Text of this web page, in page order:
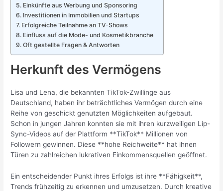
Einkünfte aus Werbung und Sponsoring
Investitionen in Immobilien und Startups
Erfolgreiche Teilnahme an TV-Shows
Einfluss auf die Mode- und Kosmetikbranche
Oft gestellte Fragen & Antworten
Herkunft des Vermögens
Lisa und Lena, die bekannten TikTok-Zwillinge aus
Deutschland, haben ihr beträchtliches Vermögen durch eine
Reihe von geschickt genutzten Möglichkeiten aufgebaut.
Schon in jungen Jahren konnten sie mit ihren kurzweiligen Lip-
Sync-Videos auf der Plattform **TikTok** Millionen von
Followern gewinnen. Diese **hohe Reichweite** hat ihnen
Türen zu zahlreichen lukrativen Einkommensquellen geöffnet.
Ein entscheidender Punkt ihres Erfolgs ist ihre **Fähigkeit**,
Trends frühzeitig zu erkennen und umzusetzen. Durch kreative